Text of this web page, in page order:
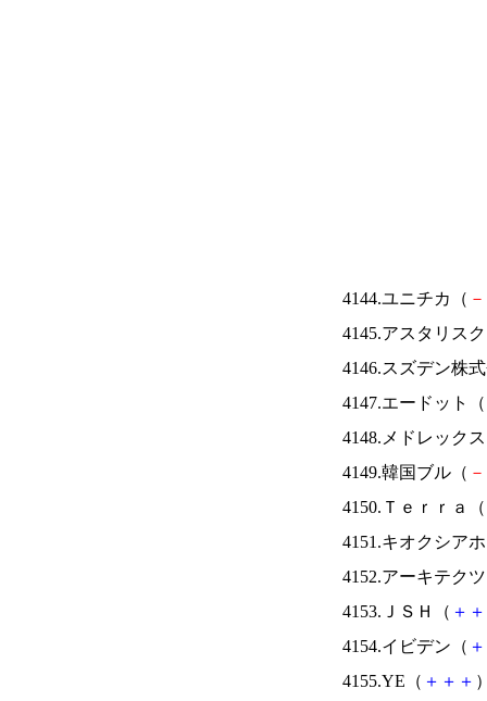
4144.ユニチカ（ －
4145.アスタリス
4146.スズデン株
4147.エードット（
4148.メドレック
4149.韓国ブル（ －
4150.Ｔｅｒｒａ（
4151.キオクシア
4152.アーキテク
4153.ＪＳＨ（ ＋ ＋
4154.イビデン（ ＋
4155.YE（ ＋ ＋ ＋